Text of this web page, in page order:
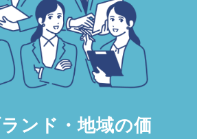
ンド・地域の価